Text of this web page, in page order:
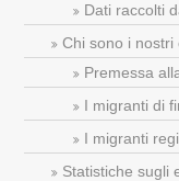
Dati raccolti
Chi sono i nostri
Premessa
I migranti di
I migranti
Statistiche sugli